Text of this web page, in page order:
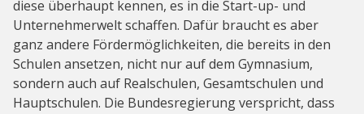
diese überhaupt kennen, es in die Start-up- und
Unternehmerwelt schaffen. Dafür braucht es aber
ganz andere Fördermöglichkeiten, die bereits in den
Schulen ansetzen, nicht nur auf dem Gymnasium,
sondern auch auf Realschulen, Gesamtschulen und
Hauptschulen. Die Bundesregierung verspricht, dass